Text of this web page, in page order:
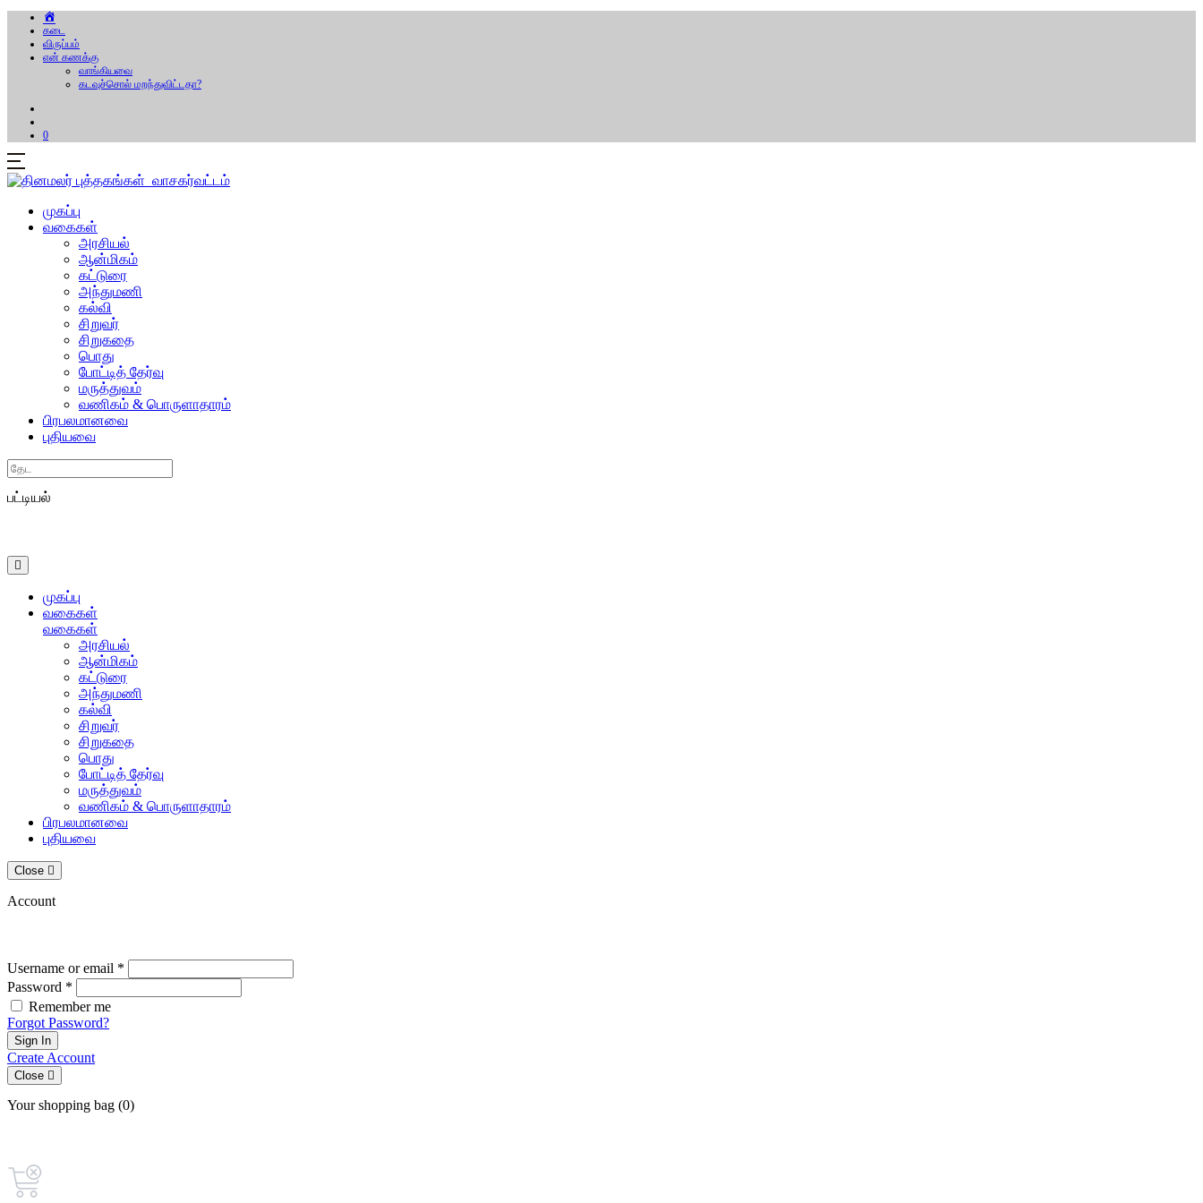
கடை
விருப்பம்
என் கணக்கு
வாங்கியவை
கடவுச்சொல் மறந்துவிட்டதா?
0
முகப்பு
வகைகள்
அரசியல்
ஆன்மிகம்
கட்டுரை
அந்துமணி
கல்வி
சிறுவர்
சிறுகதை
பொது
போட்டித் தேர்வு
மருத்துவம்
வணிகம் & பொருளாதாரம்
பிரபலமானவை
புதியவை
Search
பட்டியல்
முகப்பு
வகைகள்
வகைகள்
அரசியல்
ஆன்மிகம்
கட்டுரை
அந்துமணி
கல்வி
சிறுவர்
சிறுகதை
பொது
போட்டித் தேர்வு
மருத்துவம்
வணிகம் & பொருளாதாரம்
பிரபலமானவை
புதியவை
Close
Account
Username or email *
Password *
Remember me
Forgot Password?
Sign In
Create Account
Close
Your shopping bag (0)